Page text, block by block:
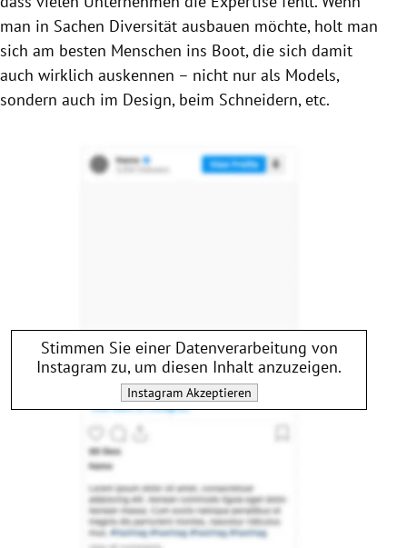
man in Sachen Diversität ausbauen möchte, holt man
sich am besten Menschen ins Boot, die sich damit
auch wirklich auskennen – nicht nur als Models,
sondern auch im Design, beim Schneidern, etc.
Stimmen Sie einer Datenverarbeitung von
Instagram zu, um diesen Inhalt anzuzeigen.
InstagramAkzeptieren